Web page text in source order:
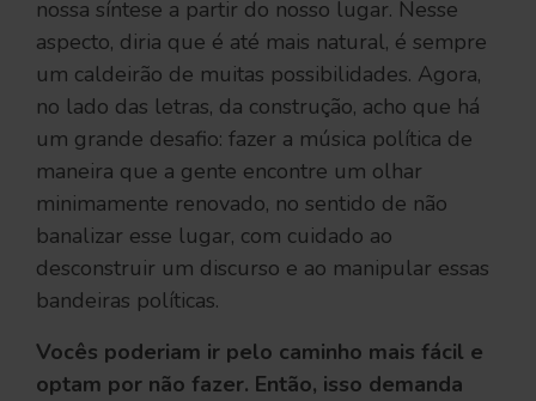
nossa síntese a partir do nosso lugar. Nesse
aspecto, diria que é até mais natural, é sempre
um caldeirão de muitas possibilidades. Agora,
no lado das letras, da construção, acho que há
um grande desafio: fazer a música política de
maneira que a gente encontre um olhar
minimamente renovado, no sentido de não
banalizar esse lugar, com cuidado ao
desconstruir um discurso e ao manipular essas
bandeiras políticas.
Vocês poderiam ir pelo caminho mais fácil e
optam por não fazer. Então, isso demanda